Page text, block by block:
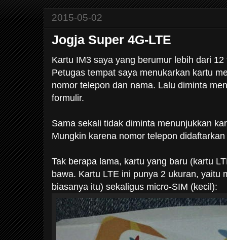
2015-05-02
Jogja Super 4G-LTE
Kartu IM3 saya yang berumur lebih dari
Petugas tempat saya menukarkan kartu
nomor telepon dan nama. Lalu diminta
formulir.
Sama sekali tidak diminta menunjukkan
Mungkin karena nomor telepon
Tak berapa lama, kartu yang baru (kartu
bawa. Kartu LTE ini punya 2 ukuran, yaitu
biasanya itu) sekaligus micro-SIM (kecil):